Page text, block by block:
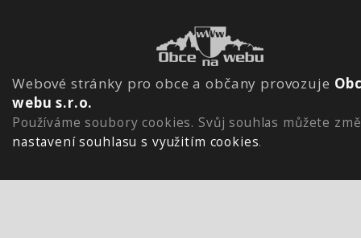
Webové stránky pro obce a občany provozuje
webu s.r.o.
Používáme soubory cookies. Svůj souhlas můžete
nastavení souhlasu s využitím cookies.